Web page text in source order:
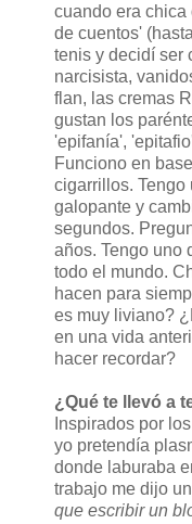
cuando era chica
de cuentos'
tenis y decidí ser
narcisista,
flan, las cremas
gustan los
'epifanía',
Funciono en
cigarrillos. Tengo
galopante y
segundos.
años. Tengo uno
todo el mundo.
hacen para
es muy liviano?
en una vida
hacer recordar?
¿Qué te llevó a
Inspirados por
yo pretendía
donde laburaba
trabajo me dijo
que escribir un